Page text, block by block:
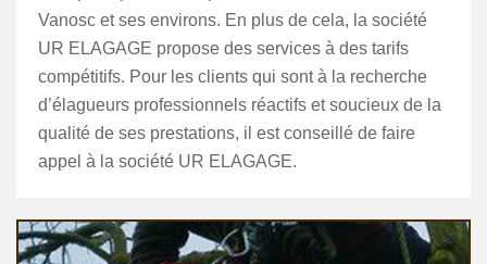
Vanosc et ses environs. En plus de cela, la société
UR ELAGAGE propose des services à des tarifs
compétitifs. Pour les clients qui sont à la recherche
d’élagueurs professionnels réactifs et soucieux de la
qualité de ses prestations, il est conseillé de faire
appel à la société UR ELAGAGE.